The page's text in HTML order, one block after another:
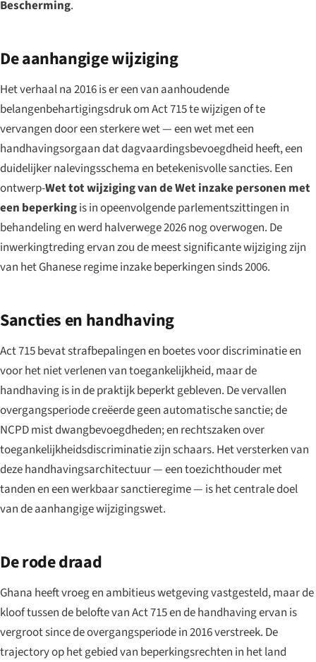
Bescherming.
De aanhangige wijziging
Het verhaal na 2016 is er een van aanhoudende
belangenbehartigingsdruk om Act 715 te wijzigen of te
vervangen door een sterkere wet — een wet met een
handhavingsorgaan dat dagvaardingsbevoegdheid heeft, een
duidelijker nalevingsschema en betekenisvolle sancties. Een
ontwerp-Wet tot wijziging van de Wet inzake personen met
een beperkingis in opeenvolgende parlementszittingen in
behandeling en werd halverwege 2026 nog overwogen. De
inwerkingtreding ervan zou de meest significante wijziging zijn
van het Ghanese regime inzake beperkingen sinds 2006.
Sancties en handhaving
Act 715 bevat strafbepalingen en boetes voor discriminatie en
voor het niet verlenen van toegankelijkheid, maar de
handhaving is in de praktijk beperkt gebleven. De vervallen
overgangsperiode creëerde geen automatische sanctie; de
NCPD mist dwangbevoegdheden; en rechtszaken over
toegankelijkheidsdiscriminatie zijn schaars. Het versterken van
deze handhavingsarchitectuur — een toezichthouder met
tanden en een werkbaar sanctieregime — is het centrale doel
van de aanhangige wijzigingswet.
De rode draad
Ghana heeft vroeg en ambitieus wetgeving vastgesteld, maar de
kloof tussen de belofte van Act 715 en de handhaving ervan is
vergroot since de overgangsperiode in 2016 verstreek. De
trajectory op het gebied van beperkingsrechten in het land